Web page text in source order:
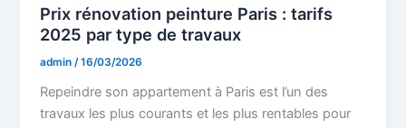
Prix rénovation peinture Paris : tarifs
2025 par type de travaux
admin/16/03/2026
Repeindre son appartement à Paris est l’un des
travaux les plus courants et les plus rentables pour